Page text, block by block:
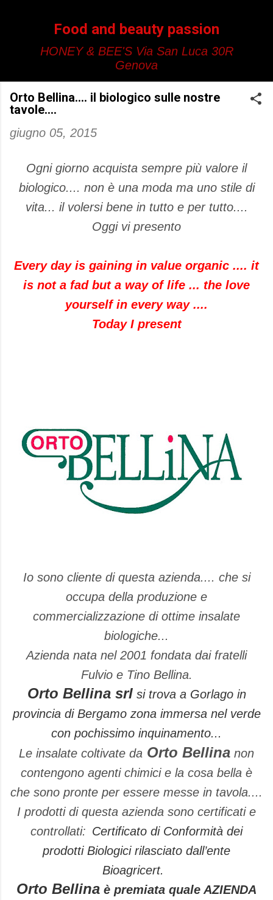
Food and beauty passion
HONEY & BEE'S Via San Luca 30R
Genova
Orto Bellina.... il biologico sulle nostre
tavole....
giugno 05, 2015
Ogni giorno acquista sempre più valore il
biologico.... non è una moda ma uno stile di
vita... il volersi bene in tutto e per tutto....
Oggi vi presento
Every day is gaining in value organic .... it
is not a fad but a way of life ... the love
yourself in every way ....
Today I present
Io sono cliente di questa azienda.... che si
occupa della produzione e
commercializzazione di ottime insalate
biologiche...
Azienda nata nel 2001 fondata dai fratelli
Fulvio e Tino Bellina.
Orto Bellina srlsi trova a Gorlago in
provincia di Bergamo zona immersa nel verde
con pochissimo inquinamento...
Le insalate coltivate da Orto Bellina non
contengono agenti chimici e la cosa bella è
che sono pronte per essere messe in tavola....
I prodotti di questa azienda sono certificati e
controllati: Certificato di Conformità dei
prodotti Biologici rilasciato dall’ente
Bioagricert.
Orto Bellina è premiata quale AZIENDA